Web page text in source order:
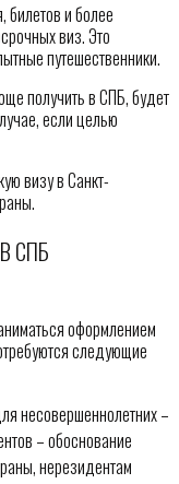
и более
виз. Это
путешественники.
получить в СПБ, будет
если целью
визу в Санкт-
СПБ
оформлением
следующие
несовершеннолетних –
– обоснование
нерезидентам